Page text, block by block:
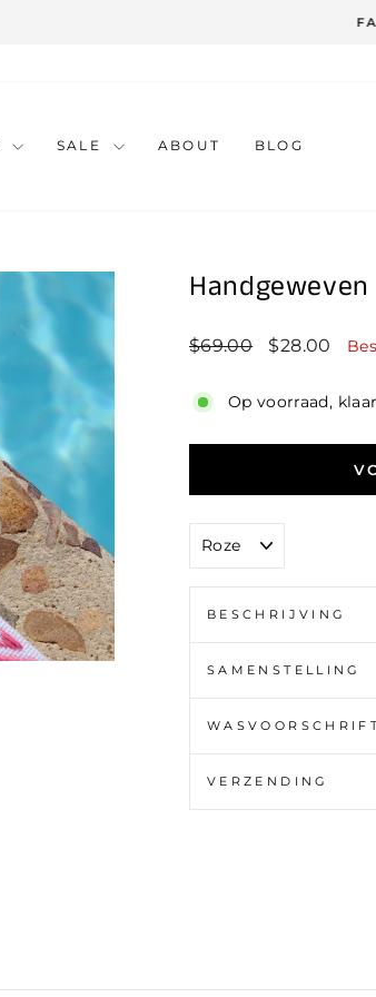
SALE ABOUT BLOG
Standaard
$69.00
Prijs
korting
$28.00
Op voorraad,
BESCHRIJVING
SAMENSTELLING
VERZENDING